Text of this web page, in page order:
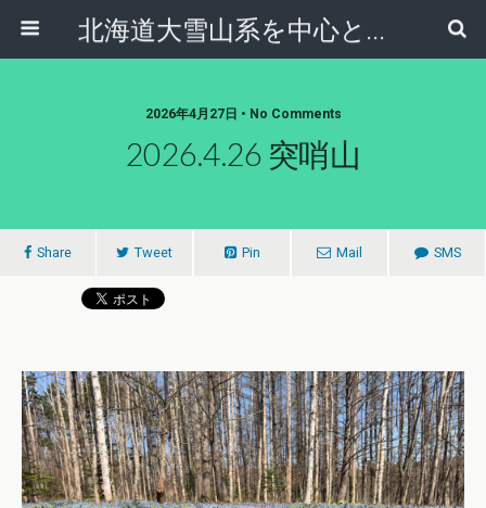
北海道大雪山系を中心とした登山・自然ガイド｜大雪山倶楽部ブログ
2026年4月27日 • No Comments
2026.4.26 突哨山
Share Tweet Pin Mail SMS